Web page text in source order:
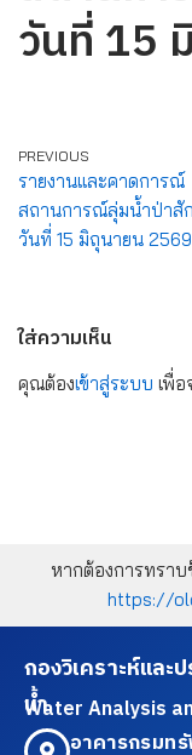
วันที่ 15
PREVIOUS
รายงานและคาดการณ์
สถานการณ์ลุ่มน้ำป่าสั
วันที่ 15 มิถุนายน 2569
ใส่ความเห็น
คุณต้องเข้าสู่ระบบ เพื่
หากต้องการทรา
https://
กองวิเคราะห์แล
น้ำ
Water Analysis
อาคารกรมท